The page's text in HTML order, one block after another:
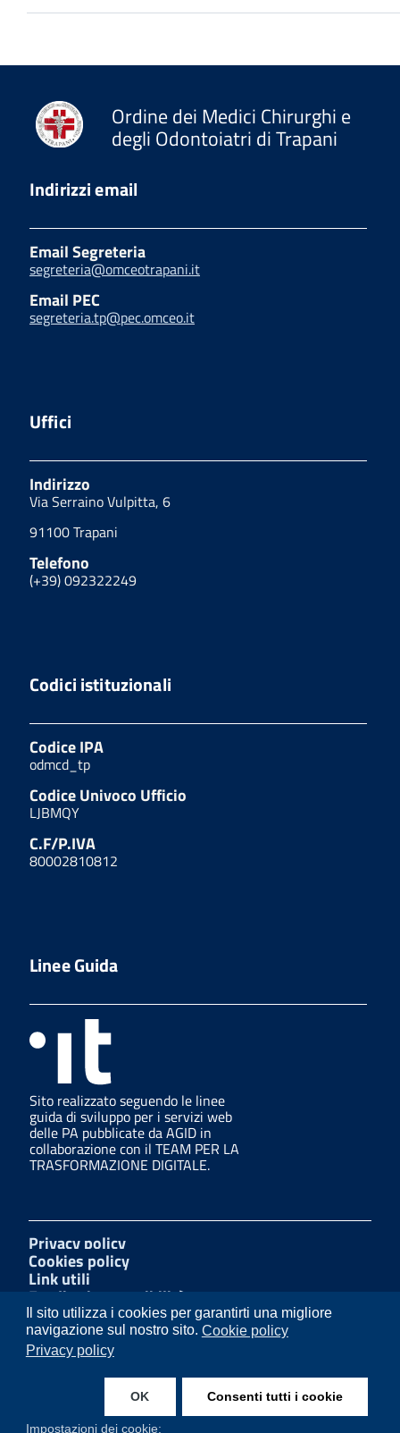
Il sito utilizza i cookies per garantirti una migliore
navigazione sul nostro sito. Cookie policy
Privacy policy
OK Consenti tutti i cookie
Impostazioni dei cookie:
Ordine dei Medici Chirurghi e
degli Odontoiatri di Trapani
Indirizzi email
Email Segreteria
segreteria@omceotrapani.it
Email PEC
segreteria.tp@pec.omceo.it
Uffici
Indirizzo
Via Serraino Vulpitta, 6
91100 Trapani
Telefono
(+39) 092322249
Codici istituzionali
Codice IPA
odmcd_tp
Codice Univoco Ufficio
LJBMQY
C.F/P.IVA
80002810812
Linee Guida
Sito realizzato seguendo le linee
guida di sviluppo per i servizi web
delle PA pubblicate da AGID in
collaborazione con il TEAM PER LA
TRASFORMAZIONE DIGITALE.
Privacy policy
Cookies policy
Link utili
Feedback accessibilità
Amministrazione trasparente
Mappa del sito
Segnalazioni di illecito
Facebook